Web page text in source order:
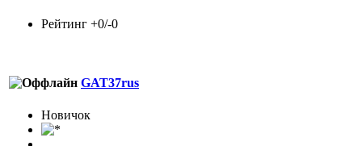
Рейтинг +0/-0
GAT37rus
Новичок